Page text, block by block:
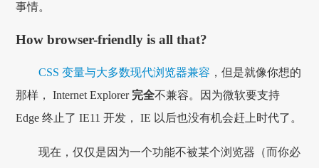
事情。
How browser-friendly is all that?
CSS 变量与大多数现代浏览器兼容 ，但是就像你想的
那样， Internet Explorer 完全不兼容。因为微软要支持
Edge 终止了 IE11 开发， IE 以后也没有机会赶上时代了。
现在，仅仅是因为一个功能不被某个浏览器（而你必